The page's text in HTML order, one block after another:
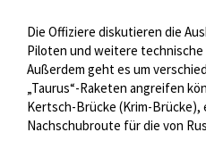
Die Offiziere diskutieren die
Piloten und weitere
Außerdem geht es um
„Taurus“-Raketen angreifen
Kertsch-Brücke (Krim-Brücke),
Nachschubroute für die von